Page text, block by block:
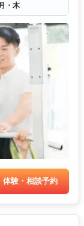
・木
体験・相談予約